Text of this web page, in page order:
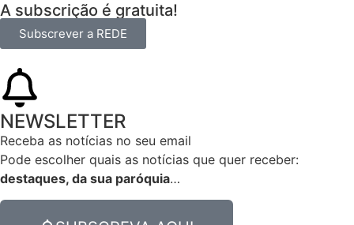
A subscrição é gratuita!
Subscrever a REDE
NEWSLETTER
Receba as notícias no seu email​
Pode escolher quais as notícias que quer receber:
destaques, da sua paróquia…